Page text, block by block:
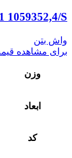
1059352,4/S
واش بتن
برای مشاهده
وزن
ابعاد
کد